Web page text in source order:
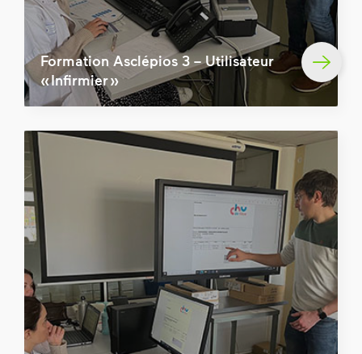
Formation Asclépios 3 – Utilisateur
« Infirmier »